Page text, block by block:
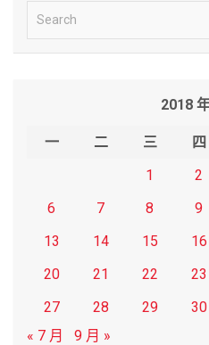
e
2018
一 二 三 四
1
2
6
7 8 9
13
14 15 16
20
21 22 23
27
28 29 30
« 7 月
9 月 »